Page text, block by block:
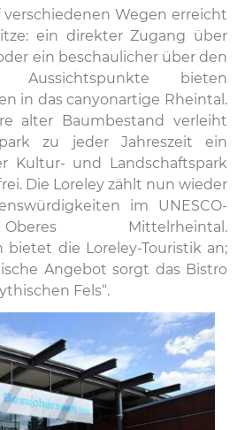
verschiedenen Wegen erreicht
ein direkter Zugang über
ein beschaulicher über den
Aussichtspunkte bieten
in das canyonartige Rheintal.
alter Baumbestand verleiht
zu jeder Jahreszeit ein
Kultur- und Landschaftspark
Die Loreley zählt nun wieder
im UNESCO-
Mittelrheintal.
bietet die Loreley-Touristik an;
Angebot sorgt das Bistro
Fels“.